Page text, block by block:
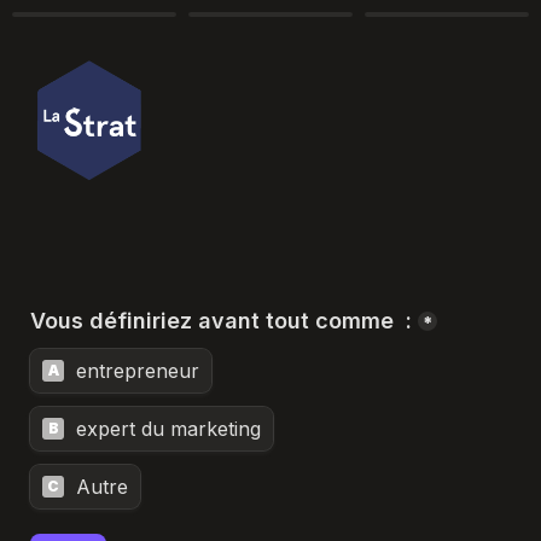
Vous définiriez avant tout comme  : *
A entrepreneur
B expert du marketing
C Autre